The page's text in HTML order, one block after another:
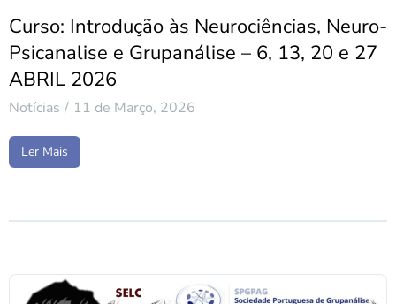
Curso: Introdução às Neurociências, Neuro-
Psicanalise e Grupanálise – 6, 13, 20 e 27
ABRIL 2026
Notícias 11 de Março, 2026
Ler Mais